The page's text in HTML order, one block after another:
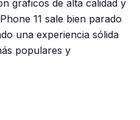
gráficos de alta calidad y
11 sale bien parado
una experiencia sólida
populares y